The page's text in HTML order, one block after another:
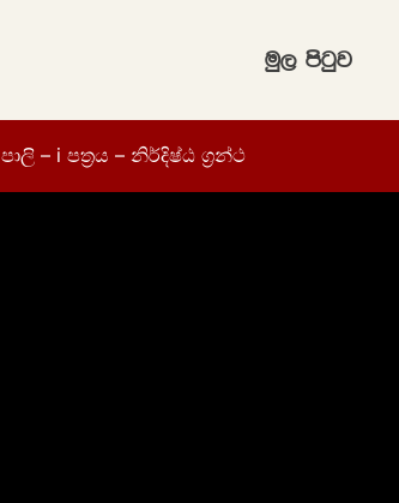
uq, msgqj
පාලි – i පත්‍රය – නිර්දිෂ්ඨ ග්‍රන්ථ